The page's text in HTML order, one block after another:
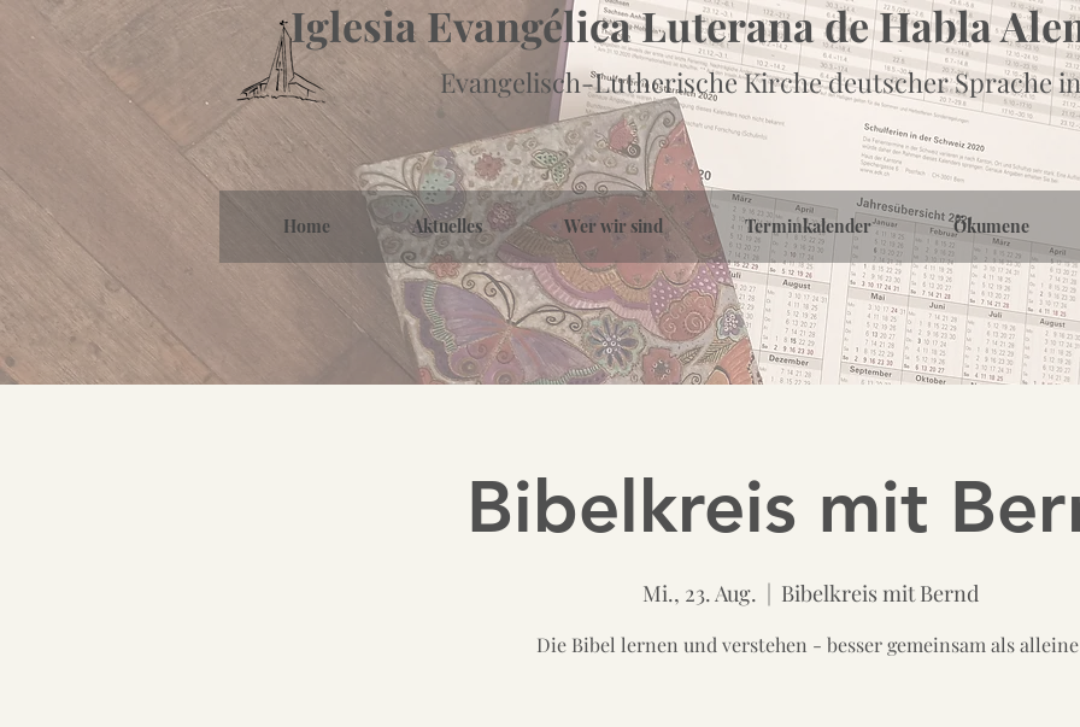
Iglesia Evangélica Luterana de Habla
Evangelisch-Lutherische Kirche deutscher Sprache
Home Aktuelles Wer wir sind Terminkalender Ökumene
Bibelkreis mit
Mi., 23. Aug.
  |
Bibelkreis mit Bernd
Die Bibel lernen und verstehen - besser gemeinsam als